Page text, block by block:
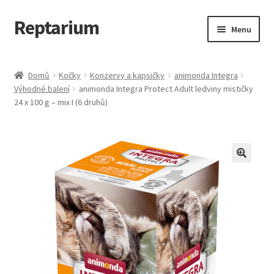
Přeskočit
na
Přejít
k
webu
Reptarium Menu
Košík
Vše pro kočky
Domů Kočky Konzervy a kapsičky
animonda Integra
Výhodné balení
animonda Integra Protect Adult ledviny mističky
24 x 100 g – mix I (6 druhů)